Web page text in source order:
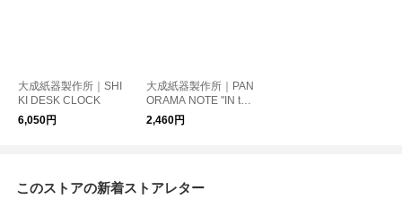
大成紙器製作所｜SHI
KI DESK CLOCK
6,050円
大成紙器製作所｜PAN
ORAMA NOTE "IN the
Manner Of"
2,460円
このストアの新着ストアレター